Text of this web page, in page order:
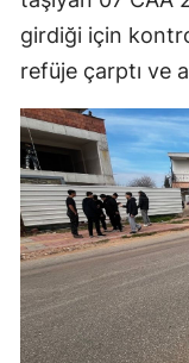
girdiği için
refüje çarptı ve